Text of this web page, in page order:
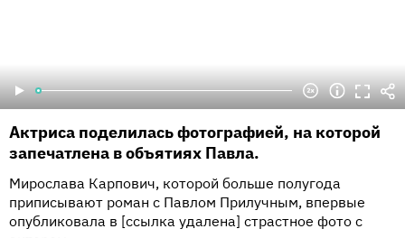
Актриса поделилась фотографией, на которой
запечатлена в объятиях Павла.
Мирослава Карпович, которой больше полугода
приписывают роман с Павлом Прилучным, впервые
опубликовала в [ссылка удалена] страстное фото с